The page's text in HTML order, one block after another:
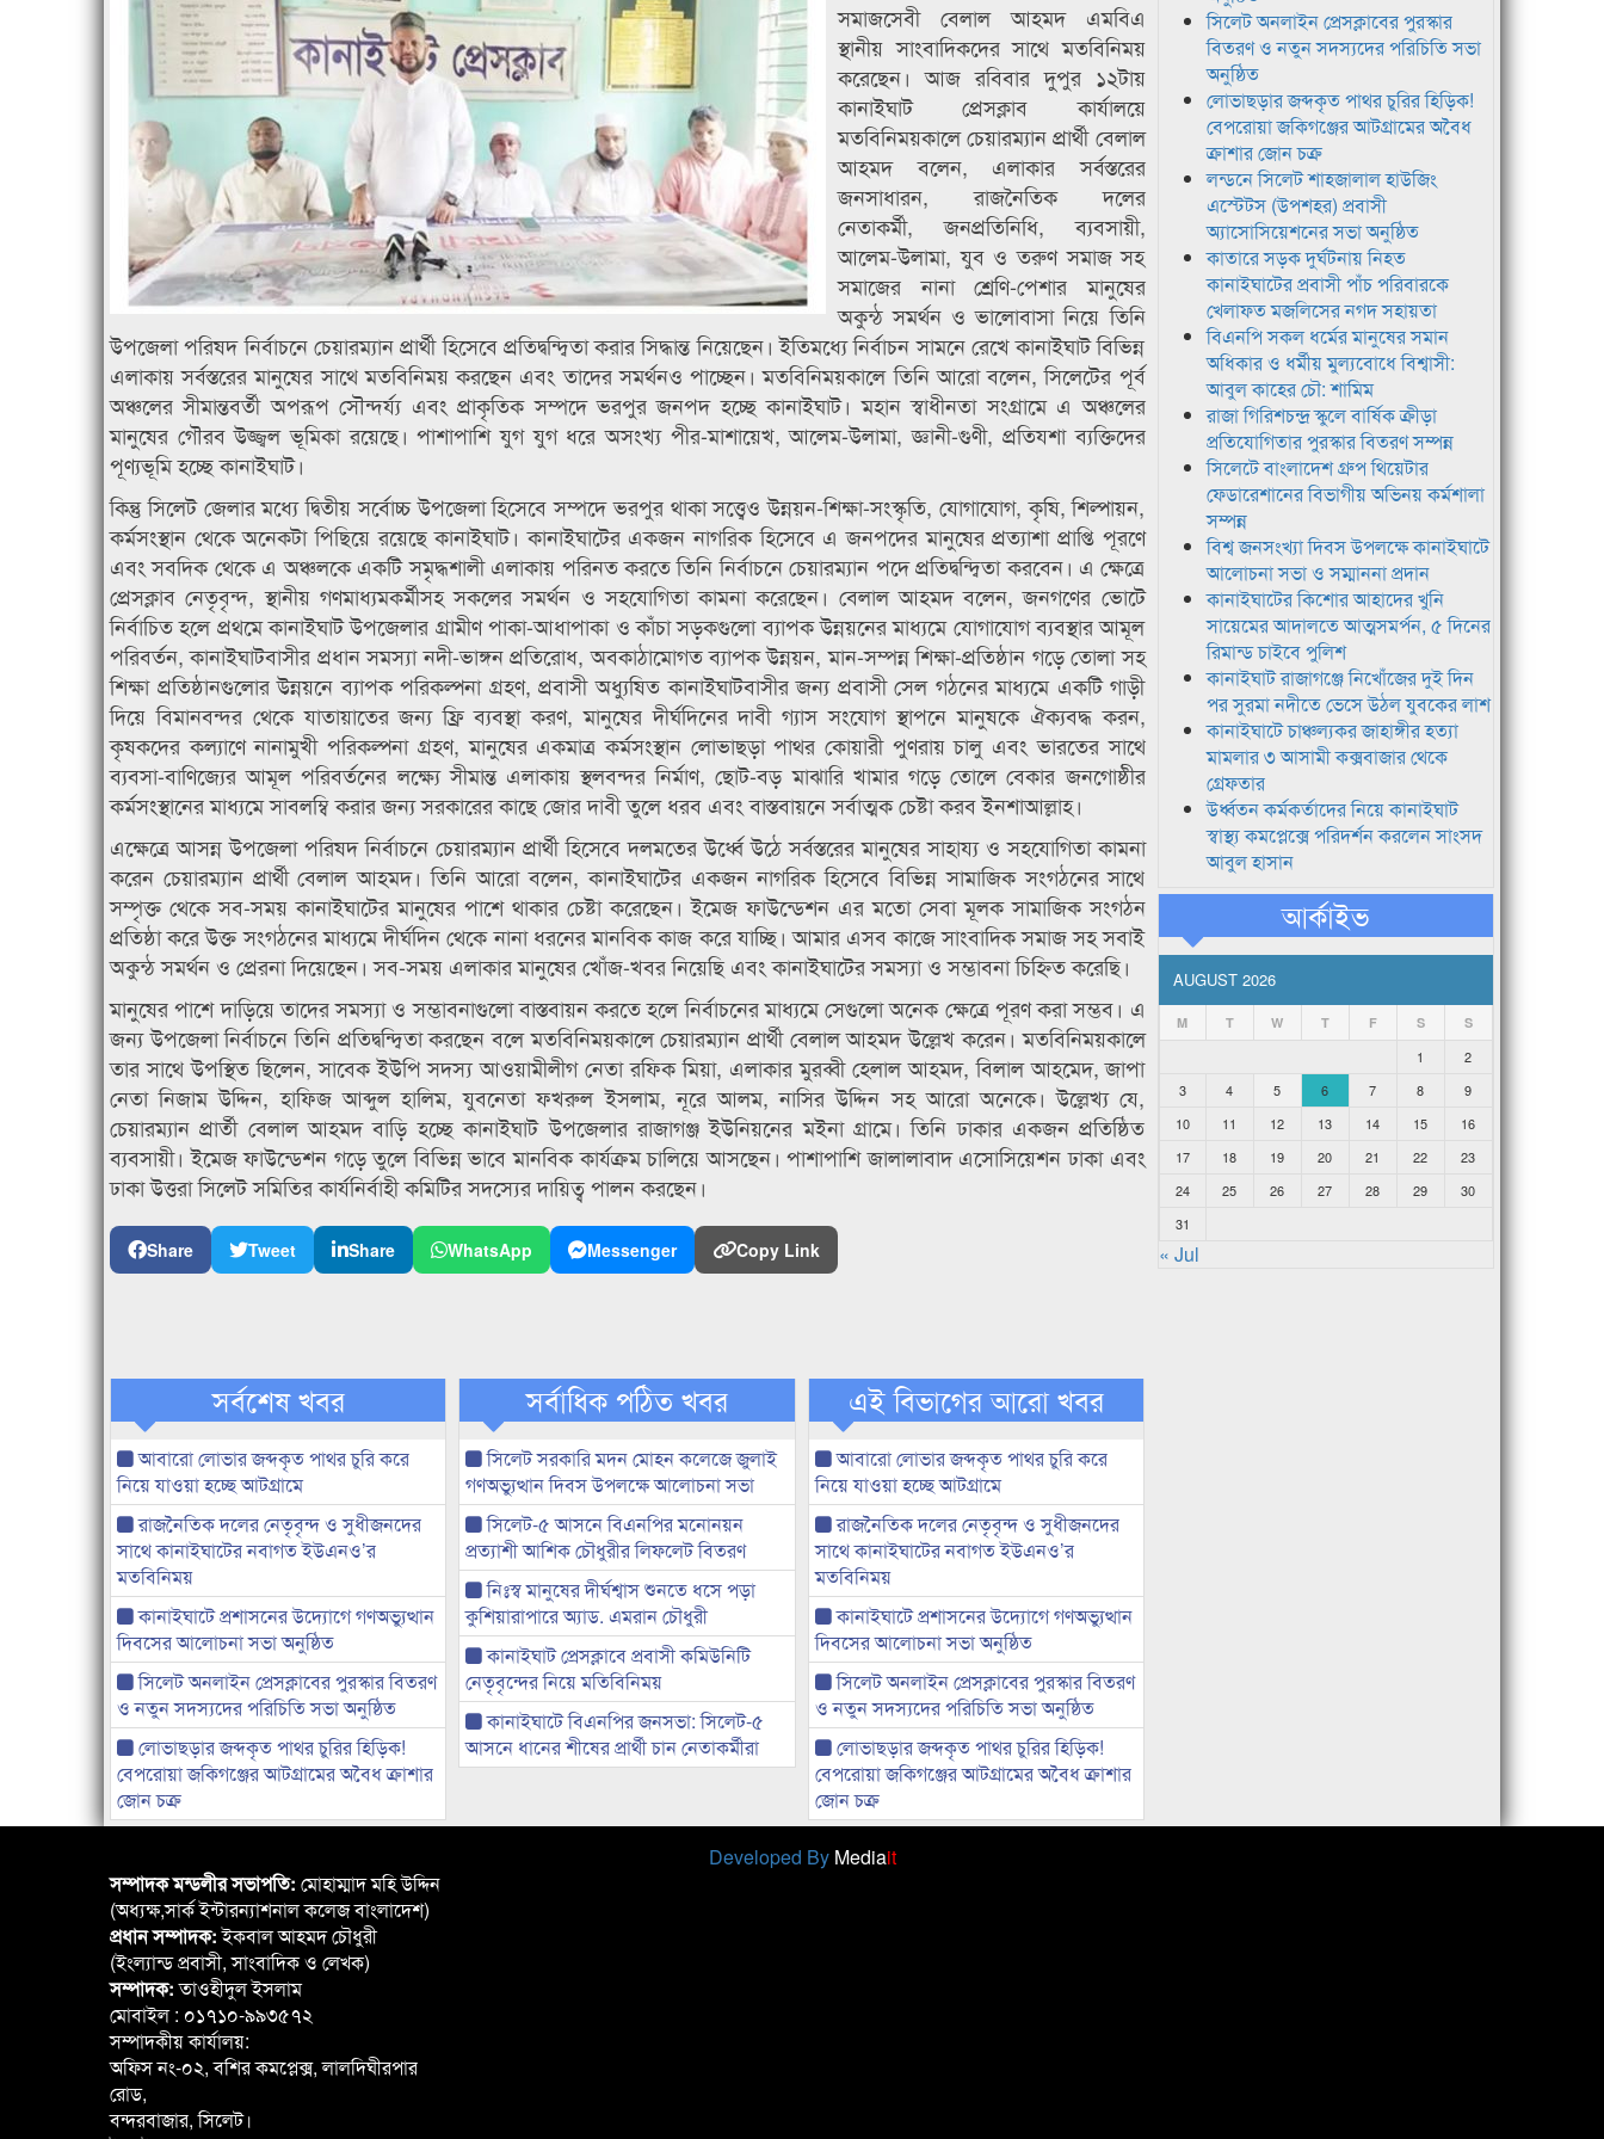
সমাজসেবী বেলাল আহমদ এমবিএ
স্থানীয় সাংবাদিকদের সাথে মতবিনিময়
করেছেন। আজ রবিবার দুপুর ১২টায়
কানাইঘাট প্রেসক্লাব কার্যালয়ে
মতবিনিময়কালে চেয়ারম্যান প্রার্থী বেলাল
আহমদ বলেন, এলাকার সর্বস্তরের
জনসাধারন, রাজনৈতিক দলের
নেতাকর্মী, জনপ্রতিনিধি, ব্যবসায়ী,
আলেম-উলামা, যুব ও তরুণ সমাজ সহ
সমাজের নানা শ্রেণি-পেশার মানুষের
অকুন্ঠ সমর্থন ও ভালোবাসা নিয়ে তিনি
উপজেলা পরিষদ নির্বাচনে চেয়ারম্যান প্রার্থী হিসেবে প্রতিদ্বন্দ্বিতা করার সিদ্ধান্ত নিয়েছেন। ইতিমধ্যে নির্বাচন সামনে রেখে কানাইঘাট বিভিন্ন
এলাকায় সর্বস্তরের মানুষের সাথে মতবিনিময় করছেন এবং তাদের সমর্থনও পাচ্ছেন। মতবিনিময়কালে তিনি আরো বলেন, সিলেটের পূর্ব
অঞ্চলের সীমান্তবর্তী অপরূপ সৌন্দর্য্য এবং প্রাকৃতিক সম্পদে ভরপুর জনপদ হচ্ছে কানাইঘাট। মহান স্বাধীনতা সংগ্রামে এ অঞ্চলের
মানুষের গৌরব উজ্জ্বল ভূমিকা রয়েছে। পাশাপাশি যুগ যুগ ধরে অসংখ্য পীর-মাশায়েখ, আলেম-উলামা, জ্ঞানী-গুণী, প্রতিযশা ব্যক্তিদের
পূণ্যভূমি হচ্ছে কানাইঘাট।
কিন্তু সিলেট জেলার মধ্যে দ্বিতীয় সর্বোচ্চ উপজেলা হিসেবে সম্পদে ভরপুর থাকা সত্ত্বেও উন্নয়ন-শিক্ষা-সংস্কৃতি, যোগাযোগ, কৃষি, শিল্পায়ন,
কর্মসংস্থান থেকে অনেকটা পিছিয়ে রয়েছে কানাইঘাট। কানাইঘাটের একজন নাগরিক হিসেবে এ জনপদের মানুষের প্রত্যাশা প্রাপ্তি পূরণে
এবং সবদিক থেকে এ অঞ্চলকে একটি সমৃদ্ধশালী এলাকায় পরিনত করতে তিনি নির্বাচনে চেয়ারম্যান পদে প্রতিদ্বন্দ্বিতা করবেন। এ ক্ষেত্রে
প্রেসক্লাব নেতৃবৃন্দ, স্থানীয় গণমাধ্যমকর্মীসহ সকলের সমর্থন ও সহযোগিতা কামনা করেছেন। বেলাল আহমদ বলেন, জনগণের ভোটে
নির্বাচিত হলে প্রথমে কানাইঘাট উপজেলার গ্রামীণ পাকা-আধাপাকা ও কাঁচা সড়কগুলো ব্যাপক উন্নয়নের মাধ্যমে যোগাযোগ ব্যবস্থার আমূল
পরিবর্তন, কানাইঘাটবাসীর প্রধান সমস্যা নদী-ভাঙ্গন প্রতিরোধ, অবকাঠামোগত ব্যাপক উন্নয়ন, মান-সম্পন্ন শিক্ষা-প্রতিষ্ঠান গড়ে তোলা সহ
শিক্ষা প্রতিষ্ঠানগুলোর উন্নয়নে ব্যাপক পরিকল্পনা গ্রহণ, প্রবাসী অধ্যুষিত কানাইঘাটবাসীর জন্য প্রবাসী সেল গঠনের মাধ্যমে একটি গাড়ী
দিয়ে বিমানবন্দর থেকে যাতায়াতের জন্য ফ্রি ব্যবস্থা করণ, মানুষের দীর্ঘদিনের দাবী গ্যাস সংযোগ স্থাপনে মানুষকে ঐক্যবদ্ধ করন,
কৃষকদের কল্যাণে নানামুখী পরিকল্পনা গ্রহণ, মানুষের একমাত্র কর্মসংস্থান লোভাছড়া পাথর কোয়ারী পুণরায় চালু এবং ভারতের সাথে
ব্যবসা-বাণিজ্যের আমূল পরিবর্তনের লক্ষ্যে সীমান্ত এলাকায় স্থলবন্দর নির্মাণ, ছোট-বড় মাঝারি খামার গড়ে তোলে বেকার জনগোষ্ঠীর
কর্মসংস্থানের মাধ্যমে সাবলম্বি করার জন্য সরকারের কাছে জোর দাবী তুলে ধরব এবং বাস্তবায়নে সর্বাত্মক চেষ্টা করব ইনশাআল্লাহ।
এক্ষেত্রে আসন্ন উপজেলা পরিষদ নির্বাচনে চেয়ারম্যান প্রার্থী হিসেবে দলমতের উর্ধ্বে উঠে সর্বস্তরের মানুষের সাহায্য ও সহযোগিতা কামনা
করেন চেয়ারম্যান প্রার্থী বেলাল আহমদ। তিনি আরো বলেন, কানাইঘাটের একজন নাগরিক হিসেবে বিভিন্ন সামাজিক সংগঠনের সাথে
সম্পৃক্ত থেকে সব-সময় কানাইঘাটের মানুষের পাশে থাকার চেষ্টা করেছেন। ইমেজ ফাউন্ডেশন এর মতো সেবা মূলক সামাজিক সংগঠন
প্রতিষ্ঠা করে উক্ত সংগঠনের মাধ্যমে দীর্ঘদিন থেকে নানা ধরনের মানবিক কাজ করে যাচ্ছি। আমার এসব কাজে সাংবাদিক সমাজ সহ সবাই
অকুন্ঠ সমর্থন ও প্রেরনা দিয়েছেন। সব-সময় এলাকার মানুষের খোঁজ-খবর নিয়েছি এবং কানাইঘাটের সমস্যা ও সম্ভাবনা চিহ্নিত করেছি।
মানুষের পাশে দাড়িয়ে তাদের সমস্যা ও সম্ভাবনাগুলো বাস্তবায়ন করতে হলে নির্বাচনের মাধ্যমে সেগুলো অনেক ক্ষেত্রে পূরণ করা সম্ভব। এ
জন্য উপজেলা নির্বাচনে তিনি প্রতিদ্বন্দ্বিতা করছেন বলে মতবিনিময়কালে চেয়ারম্যান প্রার্থী বেলাল আহমদ উল্লেখ করেন। মতবিনিময়কালে
তার সাথে উপস্থিত ছিলেন, সাবেক ইউপি সদস্য আওয়ামীলীগ নেতা রফিক মিয়া, এলাকার মুরব্বী হেলাল আহমদ, বিলাল আহমেদ, জাপা
নেতা নিজাম উদ্দিন, হাফিজ আব্দুল হালিম, যুবনেতা ফখরুল ইসলাম, নূরে আলম, নাসির উদ্দিন সহ আরো অনেকে। উল্লেখ্য যে,
চেয়ারম্যান প্রার্তী বেলাল আহমদ বাড়ি হচ্ছে কানাইঘাট উপজেলার রাজাগঞ্জ ইউনিয়নের মইনা গ্রামে। তিনি ঢাকার একজন প্রতিষ্ঠিত
ব্যবসায়ী। ইমেজ ফাউন্ডেশন গড়ে তুলে বিভিন্ন ভাবে মানবিক কার্যক্রম চালিয়ে আসছেন। পাশাপাশি জালালাবাদ এসোসিয়েশন ঢাকা এবং
ঢাকা উত্তরা সিলেট সমিতির কার্যনির্বাহী কমিটির সদস্যের দায়িত্ব পালন করছেন।
Share Tweet Share WhatsApp Messenger Copy Link
সর্বশেষ খবর
আবারো লোভার জব্দকৃত পাথর চুরি করে
নিয়ে যাওয়া হচ্ছে আটগ্রামে
রাজনৈতিক দলের নেতৃবৃন্দ ও সুধীজনদের
সাথে কানাইঘাটের নবাগত ইউএনও’র
মতবিনিময়
কানাইঘাটে প্রশাসনের উদ্যোগে গণঅভ্যুত্থান
দিবসের আলোচনা সভা অনুষ্ঠিত
সিলেট অনলাইন প্রেসক্লাবের পুরস্কার বিতরণ
ও নতুন সদস্যদের পরিচিতি সভা অনুষ্ঠিত
লোভাছড়ার জব্দকৃত পাথর চুরির হিড়িক!
বেপরোয়া জকিগঞ্জের আটগ্রামের অবৈধ ক্রাশার
জোন চক্র
সর্বাধিক পঠিত খবর
সিলেট সরকারি মদন মোহন কলেজে জুলাই
গণঅভ্যুত্থান দিবস উপলক্ষে আলোচনা সভা
সিলেট-৫ আসনে বিএনপির মনোনয়ন
প্রত্যাশী আশিক চৌধুরীর লিফলেট বিতরণ
নিঃস্ব মানুষের দীর্ঘশ্বাস শুনতে ধসে পড়া
কুশিয়ারাপারে অ্যাড. এমরান চৌধুরী
কানাইঘাট প্রেসক্লাবে প্রবাসী কমিউনিটি
নেতৃবৃন্দের নিয়ে মতিবিনিময়
কানাইঘাটে বিএনপির জনসভা: সিলেট-৫
আসনে ধানের শীষের প্রার্থী চান নেতাকর্মীরা
এই বিভাগের আরো খবর
আবারো লোভার জব্দকৃত পাথর চুরি করে
নিয়ে যাওয়া হচ্ছে আটগ্রামে
রাজনৈতিক দলের নেতৃবৃন্দ ও সুধীজনদের
সাথে কানাইঘাটের নবাগত ইউএনও’র
মতবিনিময়
কানাইঘাটে প্রশাসনের উদ্যোগে গণঅভ্যুত্থান
দিবসের আলোচনা সভা অনুষ্ঠিত
সিলেট অনলাইন প্রেসক্লাবের পুরস্কার বিতরণ
ও নতুন সদস্যদের পরিচিতি সভা অনুষ্ঠিত
লোভাছড়ার জব্দকৃত পাথর চুরির হিড়িক!
বেপরোয়া জকিগঞ্জের আটগ্রামের অবৈধ ক্রাশার
জোন চক্র
সিলেট অনলাইন প্রেসক্লাবের পুরস্কার
বিতরণ ও নতুন সদস্যদের পরিচিতি সভা
অনুষ্ঠিত
লোভাছড়ার জব্দকৃত পাথর চুরির হিড়িক!
বেপরোয়া জকিগঞ্জের আটগ্রামের অবৈধ
ক্রাশার জোন চক্র
লন্ডনে সিলেট শাহজালাল হাউজিং
এস্টেটস (উপশহর) প্রবাসী
অ্যাসোসিয়েশনের সভা অনুষ্ঠিত
কাতারে সড়ক দুর্ঘটনায় নিহত
কানাইঘাটের প্রবাসী পাঁচ পরিবারকে
খেলাফত মজলিসের নগদ সহায়তা
বিএনপি সকল ধর্মের মানুষের সমান
অধিকার ও ধর্মীয় মুল্যবোধে বিশ্বাসী:
আবুল কাহের চৌ: শামিম
রাজা গিরিশচন্দ্র স্কুলে বার্ষিক ক্রীড়া
প্রতিযোগিতার পুরস্কার বিতরণ সম্পন্ন
সিলেটে বাংলাদেশ গ্রুপ থিয়েটার
ফেডারেশানের বিভাগীয় অভিনয় কর্মশালা
সম্পন্ন
বিশ্ব জনসংখ্যা দিবস উপলক্ষে কানাইঘাটে
আলোচনা সভা ও সম্মাননা প্রদান
কানাইঘাটের কিশোর আহাদের খুনি
সায়েমের আদালতে আত্মসমর্পন, ৫ দিনের
রিমান্ড চাইবে পুলিশ
কানাইঘাট রাজাগঞ্জে নিখোঁজের দুই দিন
পর সুরমা নদীতে ভেসে উঠল যুবকের লাশ
কানাইঘাটে চাঞ্চল্যকর জাহাঙ্গীর হত্যা
মামলার ৩ আসামী কক্সবাজার থেকে
গ্রেফতার
উর্ধ্বতন কর্মকর্তাদের নিয়ে কানাইঘাট
স্বাস্থ্য কমপ্লেক্সে পরিদর্শন করলেন সাংসদ
আবুল হাসান
আর্কাইভ
AUGUST 2026
M T W T F S S
1
2
3
4 5 6 7 8
9
10
11 12 13 14 15
16
17
18 19 20 21 22
23
24
25 26 27 28 29
30
31
« Jul
Developed By Mediait
সম্পাদক মন্ডলীর সভাপতি: মোহাম্মাদ মহি উদ্দিন
(অধ্যক্ষ,সার্ক ইন্টারন্যাশনাল কলেজ বাংলাদেশ)
প্রধান সম্পাদক:ইকবাল আহমদ চৌধুরী
(ইংল্যান্ড প্রবাসী, সাংবাদিক ও লেখক)
সম্পাদক:তাওহীদুল ইসলাম
মোবাইল : ০১৭১০-৯৯৩৫৭২
সম্পাদকীয় কার্যালয়:
অফিস নং-০২, বশির কমপ্লেক্স, লালদিঘীরপার
রোড,
বন্দরবাজার, সিলেট।